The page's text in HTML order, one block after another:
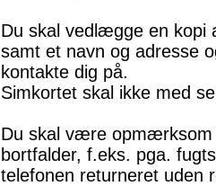
Du skal vedlægge en kopi
samt et navn og adresse
kontakte dig på.
Simkortet skal ikke med
Du skal være opmærksom
bortfalder, f.eks. pga.
telefonen returneret uden